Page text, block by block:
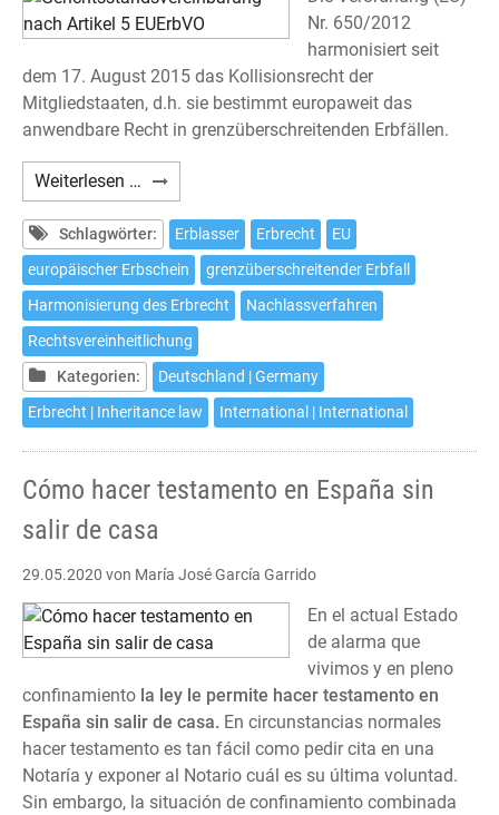
Nr. 650/2012
harmonisiert seit
dem 17. August 2015 das Kollisionsrecht der
Mitgliedstaaten, d.h. sie bestimmt europaweit das
anwendbare Recht in grenzüberschreitenden Erbfällen.
Weiterlesen … Gerichtsstandsvereinbarung
nach
Artikel
5
EUErbVO
Schlagwörter: Erblasser Erbrecht
EU
europäischer Erbschein
grenzüberschreitender Erbfall
Harmonisierung des Erbrecht
Nachlassverfahren
Rechtsvereinheitlichung
Kategorien:
Deutschland | Germany
Erbrecht | Inheritance law
International | International
Cómo hacer testamento en España sin
salir de casa
29.05.2020 von María José García Garrido
En el actual Estado
de alarma que
vivimos y en pleno
confinamiento la ley le permite hacer testamento en
España sin salir de casa. En circunstancias normales
hacer testamento es tan fácil como pedir cita en una
Notaría y exponer al Notario cuál es su última voluntad.
Sin embargo, la situación de confinamiento combinada